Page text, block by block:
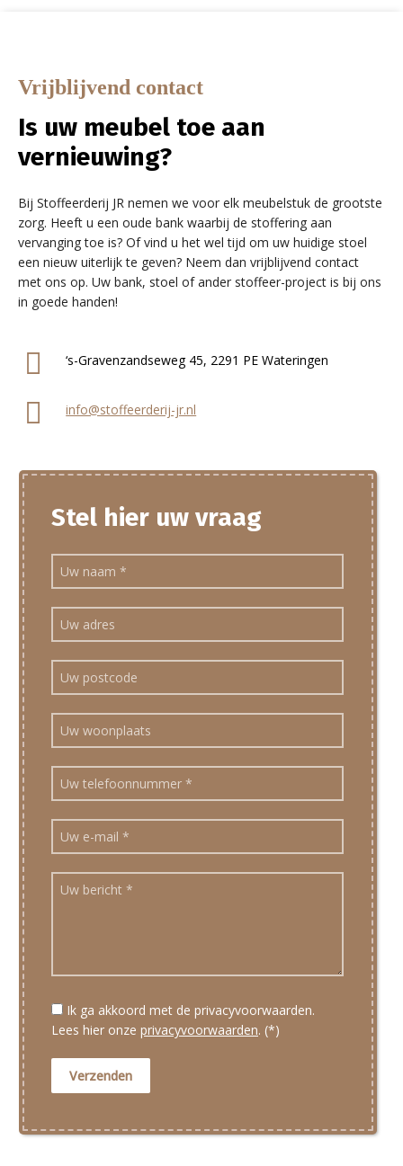
Vrijblijvend contact
Is uw meubel toe aan
vernieuwing?
Bij Stoffeerderij JR nemen we voor elk meubelstuk de grootste
zorg. Heeft u een oude bank waarbij de stoffering aan
vervanging toe is? Of vind u het wel tijd om uw huidige stoel
een nieuw uiterlijk te geven? Neem dan vrijblijvend contact
met ons op. Uw bank, stoel of ander stoffeer-project is bij ons
in goede handen!
‘s-Gravenzandseweg 45, 2291 PE Wateringen
info@stoffeerderij-jr.nl
Stel hier uw vraag
Ik ga akkoord met de privacyvoorwaarden.
Lees hier onze privacyvoorwaarden. (*)